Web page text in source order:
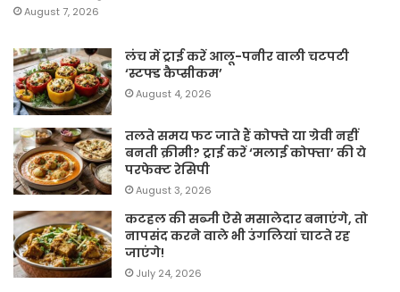
August 7, 2026
लंच में ट्राई करें आलू-पनीर वाली चटपटी
‘स्टफ्ड कैप्सीकम’
August 4, 2026
तलते समय फट जाते हैं कोफ्ते या ग्रेवी नहीं
बनती क्रीमी? ट्राई करें ‘मलाई कोफ्ता’ की ये
परफेक्ट रेसिपी
August 3, 2026
कटहल की सब्जी ऐसे मसालेदार बनाएंगे, तो
नापसंद करने वाले भी उंगलियां चाटते रह
जाएंगे!
July 24, 2026